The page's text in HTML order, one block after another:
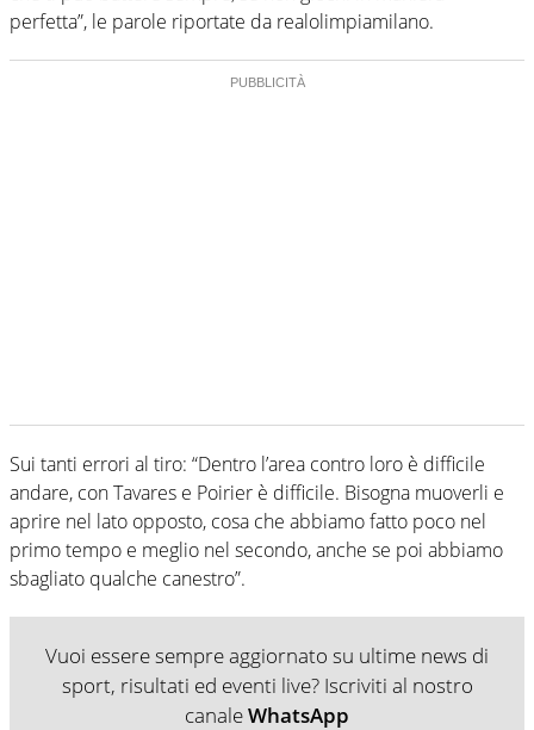
perfetta”, le parole riportate da realolimpiamilano.
Sui tanti errori al tiro: “Dentro l’area contro loro è difficile
andare, con Tavares e Poirier è difficile. Bisogna muoverli e
aprire nel lato opposto, cosa che abbiamo fatto poco nel
primo tempo e meglio nel secondo, anche se poi abbiamo
sbagliato qualche canestro”.
Vuoi essere sempre aggiornato su ultime news di
sport, risultati ed eventi live? Iscriviti al nostro
canaleWhatsApp